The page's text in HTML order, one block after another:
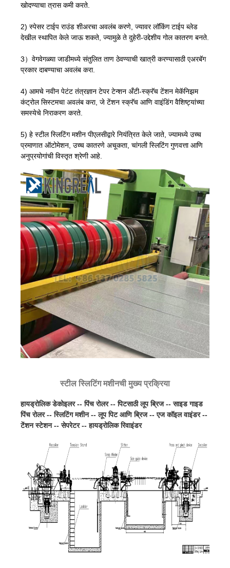
खोदण्याचा त्रास कमी करते.
2) स्पेसर टाईप राउंड शीअरचा अवलंब करणे, ज्यावर लॉकिंग टाईप ब्लेड
देखील स्थापित केले जाऊ शकते, ज्यामुळे ते दुहेरी-उद्देशीय गोल कातरण बनते.
3）वेगवेगळ्या जाडीमध्ये संतुलित ताण ठेवण्याची खात्री करण्यासाठी एअरबॅग
प्रकार दाबण्याचा अवलंब करा.
4) आमचे नवीन पेटंट तंत्रज्ञान टेपर टेन्शन अँटी-स्क्रॅच टेंशन मेकॅनिझम
कंट्रोल सिस्टमचा अवलंब करा, जे टेंशन स्क्रॅच आणि वाइंडिंग वैशिष्ट्यांच्या
समस्येचे निराकरण करते.
5) हे स्टील स्लिटिंग मशीन पीएलसीद्वारे नियंत्रित केले जाते, ज्यामध्ये उच्च
प्रमाणात ऑटोमेशन, उच्च कातरणे अचूकता, चांगली स्लिटिंग गुणवत्ता आणि
अनुप्रयोगांची विस्तृत श्रेणी आहे.
स्टील स्लिटिंग मशीनची मुख्य प्रक्रिया
हायड्रोलिक डेकोइलर -- पिंच रोलर -- पिटसाठी लूप ब्रिज -- साइड गाइड
पिंच रोलर -- स्लिटिंग मशीन -- लूप पिट आणि ब्रिज -- एज कॉइल वाइंडर --
टेंशन स्टेशन -- सेपरेटर -- हायड्रोलिक रिवाइंडर